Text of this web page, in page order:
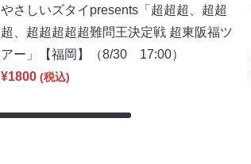
やさしいズタイpresents「超超超、超超
超、超超超超超難問王決定戦 超東阪福ツ
アー」【福岡】（8/30 17:00）
¥1800 (税込)